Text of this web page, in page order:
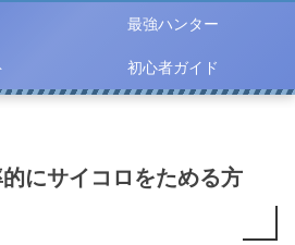
最強ハンター
初心者ガイド
にサイコロをためる方